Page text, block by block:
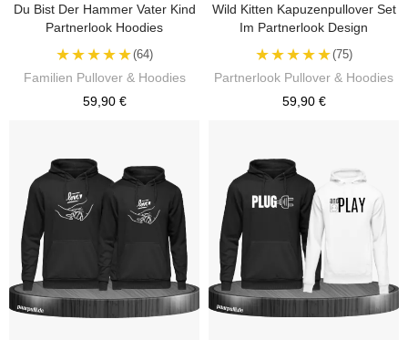
Du Bist Der Hammer Vater Kind
Partnerlook Hoodies
★★★★★(64)
Familien Pullover & Hoodies
59,90 €
Wild Kitten Kapuzenpullover Set
Im Partnerlook Design
★★★★★(75)
Partnerlook Pullover & Hoodies
59,90 €